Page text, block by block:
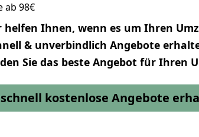
ab 98€
helfen Ihnen, wenn es um Ihren
& unverbindlich Angebote
Sie das beste Angebot für Ihren
kostenlose Angebote